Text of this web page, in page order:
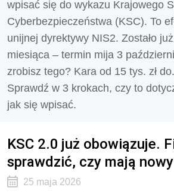
wpisać się do wykazu Krajowego
Cyberbezpieczeństwa (KSC). To
unijnej dyrektywy NIS2. Zostało
miesiąca – termin mija 3
zrobisz tego? Kara od 15 tys. zł
Sprawdź w 3 krokach, czy to
jak się wpisać.
KSC 2.0 już obowiązuje.
sprawdzić, czy mają
25 maja 2026